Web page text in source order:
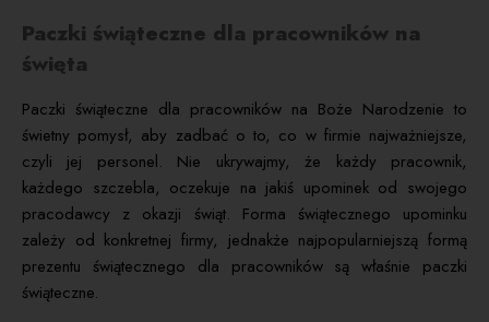
Paczki świąteczne dla pracowników na
święta
Paczki świąteczne dla pracowników na Boże Narodzenie to
świetny pomysł, aby zadbać o to, co w firmie najważniejsze,
czyli jej personel. Nie ukrywajmy, że każdy pracownik,
każdego szczebla, oczekuje na jakiś upominek od swojego
pracodawcy z okazji świąt. Forma świątecznego upominku
zależy od konkretnej firmy, jednakże najpopularniejszą formą
prezentu świątecznego dla pracowników są właśnie paczki
świąteczne.